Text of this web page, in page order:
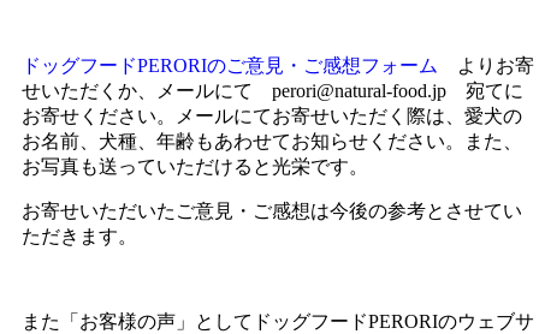
ドッグフードPERORIのご意見・ご感想フォーム
よりお寄
せいただくか、メールにて perori@natural-food.jp 宛てに
お寄せください。メールにてお寄せいただく際は、愛犬の
お名前、犬種、年齢もあわせてお知らせください。また、
お写真も送っていただけると光栄です。
お寄せいただいたご意見・ご感想は今後の参考とさせてい
ただきます。
また「お客様の声」としてドッグフードPERORIのウェブサ